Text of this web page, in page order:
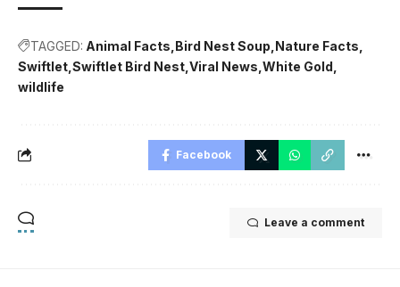
TAGGED: Animal Facts Bird Nest Soup Nature Facts
Swiftlet Swiftlet Bird Nest Viral News White Gold
wildlife
Facebook
Leave a comment